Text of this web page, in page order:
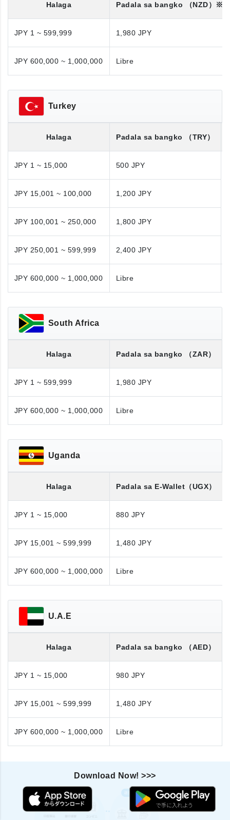
Halaga Padala sa bangko （NZD）※
JPY 1 ~ 599,999 1,980 JPY
JPY 600,000 ~ 1,000,000 Libre
Turkey
Halaga Padala sa bangko （TRY）
JPY 1 ~ 15,000 500 JPY
JPY 15,001 ~ 100,000 1,200 JPY
JPY 100,001 ~ 250,000 1,800 JPY
JPY 250,001 ~ 599,999 2,400 JPY
JPY 600,000 ~ 1,000,000 Libre
South Africa
Halaga Padala sa bangko （ZAR）
JPY 1 ~ 599,999 1,980 JPY
JPY 600,000 ~ 1,000,000 Libre
Uganda
Halaga Padala sa E-Wallet （UGX）
JPY 1 ~ 15,000
880 JPY
JPY 15,001 ~ 599,999
1,480 JPY
JPY 600,000 ~ 1,000,000 Libre
U.A.E
Halaga Padala sa bangko （AED）
JPY 1 ~ 15,000
980 JPY
JPY 15,001 ~ 599,999
1,480 JPY
JPY 600,000 ~ 1,000,000 Libre
Download Now! >>>